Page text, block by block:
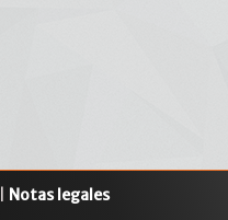
Notas legales